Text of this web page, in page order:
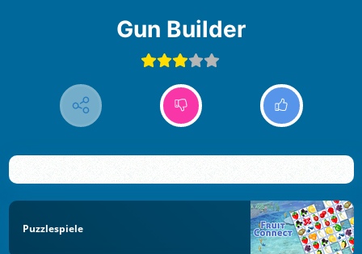
Gun Builder
Puzzlespiele